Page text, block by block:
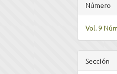
Número
Vol. 9
Sección